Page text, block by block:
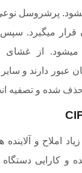
پرشروسل
میگیرد. سپس
از غشای
عبور دارند و
شده و تصفیه
املاح و
و کارایی